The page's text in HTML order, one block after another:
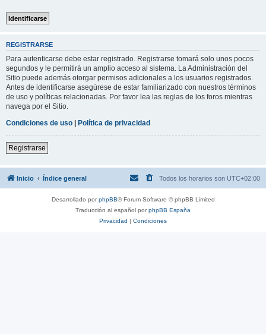
REGISTRARSE
Para autenticarse debe estar registrado. Registrarse tomará solo unos pocos
segundos y le permitirá un amplio acceso al sistema. La Administración del
Sitio puede además otorgar permisos adicionales a los usuarios registrados.
Antes de identificarse asegúrese de estar familiarizado con nuestros términos
de uso y políticas relacionadas. Por favor lea las reglas de los foros mientras
navega por el Sitio.
Condiciones de uso | Política de privacidad
Registrarse
Inicio Índice general Todos los horarios son UTC+02:00
Desarrollado porphpBB® Forum Software © phpBB Limited
Traducción al español porphpBB España
Privacidad | Condiciones